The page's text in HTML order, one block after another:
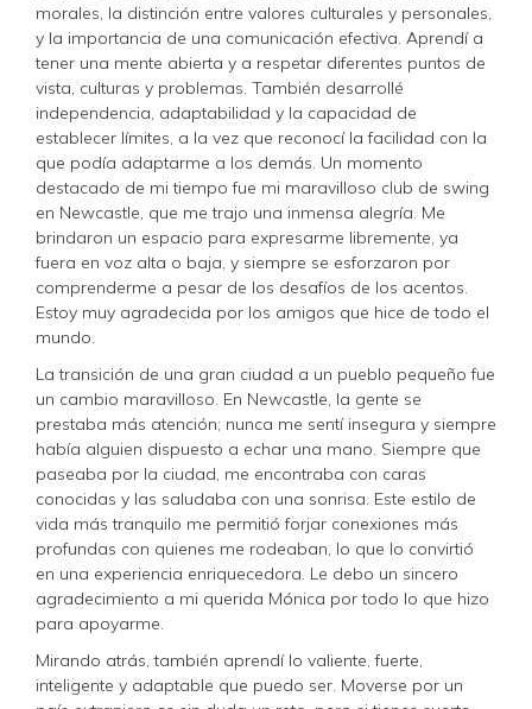
morales, la distinción entre valores culturales y personales,
y la importancia de una comunicación efectiva. Aprendí a
tener una mente abierta y a respetar diferentes puntos de
vista, culturas y problemas. También desarrollé
independencia, adaptabilidad y la capacidad de
establecer límites, a la vez que reconocí la facilidad con la
que podía adaptarme a los demás. Un momento
destacado de mi tiempo fue mi maravilloso club de swing
en Newcastle, que me trajo una inmensa alegría. Me
brindaron un espacio para expresarme libremente, ya
fuera en voz alta o baja, y siempre se esforzaron por
comprenderme a pesar de los desafíos de los acentos.
Estoy muy agradecida por los amigos que hice de todo el
mundo.
La transición de una gran ciudad a un pueblo pequeño fue
un cambio maravilloso. En Newcastle, la gente se
prestaba más atención; nunca me sentí insegura y siempre
había alguien dispuesto a echar una mano. Siempre que
paseaba por la ciudad, me encontraba con caras
conocidas y las saludaba con una sonrisa. Este estilo de
vida más tranquilo me permitió forjar conexiones más
profundas con quienes me rodeaban, lo que lo convirtió
en una experiencia enriquecedora. Le debo un sincero
agradecimiento a mi querida Mónica por todo lo que hizo
para apoyarme.
Mirando atrás, también aprendí lo valiente, fuerte,
inteligente y adaptable que puedo ser. Moverse por un